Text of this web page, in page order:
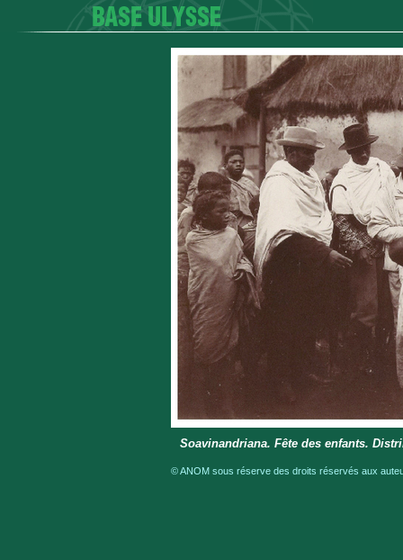
Soavinandriana. Fête des enfants.
© ANOM sous réserve des droits réservés aux